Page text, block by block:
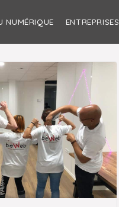
NUMÉRIQUE ENTREPRISES